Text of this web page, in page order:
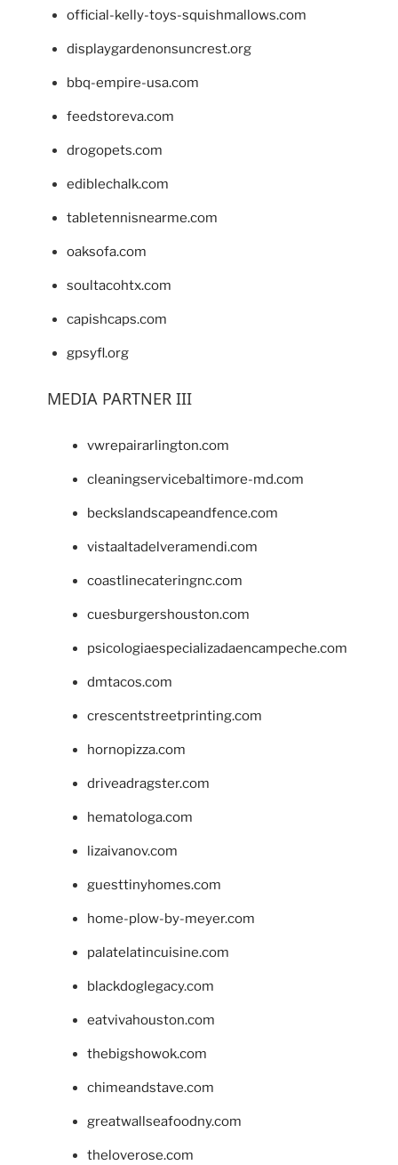
official-kelly-toys-squishmallows.com
displaygardenonsuncrest.org
bbq-empire-usa.com
feedstoreva.com
drogopets.com
ediblechalk.com
tabletennisnearme.com
oaksofa.com
soultacohtx.com
capishcaps.com
gpsyfl.org
MEDIA PARTNER III
vwrepairarlington.com
cleaningservicebaltimore-md.com
beckslandscapeandfence.com
vistaaltadelveramendi.com
coastlinecateringnc.com
cuesburgershouston.com
psicologiaespecializadaencampeche.com
dmtacos.com
crescentstreetprinting.com
hornopizza.com
driveadragster.com
hematologa.com
lizaivanov.com
guesttinyhomes.com
home-plow-by-meyer.com
palatelatincuisine.com
blackdoglegacy.com
eatvivahouston.com
thebigshowok.com
chimeandstave.com
greatwallseafoodny.com
theloverose.com